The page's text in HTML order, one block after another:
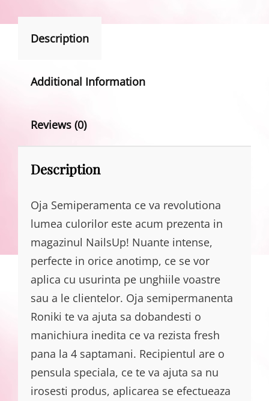
Description
Additional Information
Reviews (0)
Description
Oja Semiperamenta ce va revolutiona
lumea culorilor este acum prezenta in
magazinul NailsUp! Nuante intense,
perfecte in orice anotimp, ce se vor
aplica cu usurinta pe unghiile voastre
sau a le clientelor. Oja semipermanenta
Roniki te va ajuta sa dobandesti o
manichiura inedita ce va rezista fresh
pana la 4 saptamani. Recipientul are o
pensula speciala, ce te va ajuta sa nu
irosesti produs, aplicarea se efectueaza